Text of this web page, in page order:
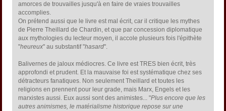
amorces de trouvailles jusqu'à en faire de vraies trouvailles
accomplies.
On prétend aussi que le livre est mal écrit, car il critique les mythes
de Pierre Theillard de Chardin, et que par concession diplomatique
aux mythologies du lecteur moyen, il accole plusieurs fois l'épithète
"heureux" au substantif "hasard".
Balivernes de jaloux médiocres. Ce livre est TRES bien écrit, très
approfondi et prudent. Et la mauvaise foi est systématique chez ses
détracteurs fanatiques. Non seulement Theillard et toutes les
religions en prennent pour leur grade, mais Marx, Engels et les
marxistes aussi. Eux aussi sont des animistes... "Plus encore que les
autres animismes, le matérialisme historique repose sur une